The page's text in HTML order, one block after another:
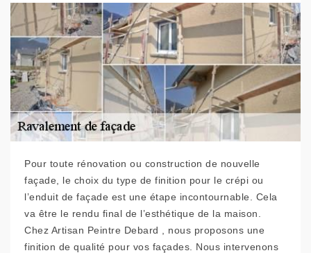
Pour toute rénovation ou construction de nouvelle
façade, le choix du type de finition pour le crépi ou
l’enduit de façade est une étape incontournable. Cela
va être le rendu final de l’esthétique de la maison.
Chez Artisan Peintre Debard , nous proposons une
finition de qualité pour vos façades. Nous intervenons